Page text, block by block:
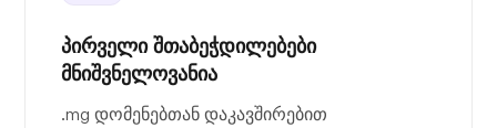
პირველი შთაბეჭდილებები
მნიშვნელოვანია
.mg დომენებთან დაკავშირებით